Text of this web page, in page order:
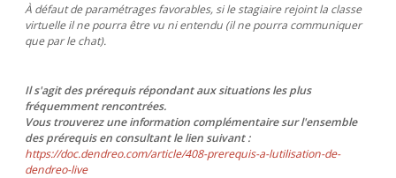
À défaut de paramétrages favorables, si le stagiaire rejoint la classe
virtuelle il ne pourra être vu ni entendu (il ne pourra communiquer
que par le chat).
Il s'agit des prérequis répondant aux situations les plus
fréquemment rencontrées.
Vous trouverez une information complémentaire sur l'ensemble
des prérequis en consultant le lien suivant :
https://doc.dendreo.com/article/408-prerequis-a-lutilisation-de-
dendreo-live